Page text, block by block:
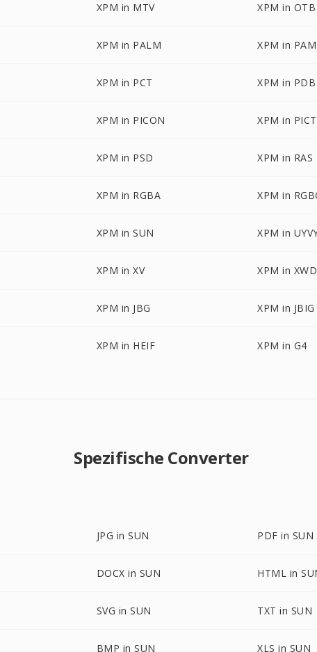
XPM in MTV XPM in OTB
XPM in PALM XPM in PAM
XPM in PCT XPM in PDB
XPM in PICON XPM in PICT
XPM in PSD XPM in RAS
XPM in RGBA XPM in
XPM in SUN XPM in
XPM in XV XPM in XWD
XPM in JBG XPM in JBIG
XPM in HEIF XPM in G4
Spezifische Converter
JPG in SUN PDF in SUN
DOCX in SUN HTML in
SVG in SUN TXT in SUN
BMP in SUN XLS in SUN